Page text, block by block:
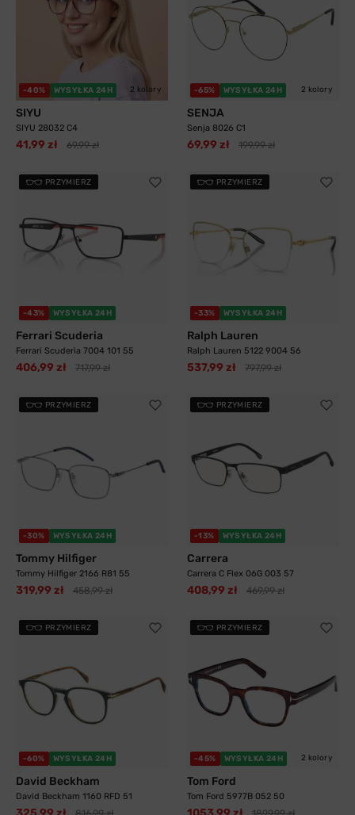
-40% WYSYŁKA 24H 2 kolory
SIYU
SIYU 28032 C4
41,99 zł 69,99 zł
-65% WYSYŁKA 24H 2 kolory
SENJA
Senja 8026 C1
69,99 zł 199,99 zł
PRZYMIERZ
-43% WYSYŁKA 24H
Ferrari Scuderia
Ferrari Scuderia 7004 101 55
406,99 zł 717,99 zł
PRZYMIERZ
-33% WYSYŁKA 24H
Ralph Lauren
Ralph Lauren 5122 9004 56
537,99 zł 797,99 zł
PRZYMIERZ
-30% WYSYŁKA 24H
Tommy Hilfiger
Tommy Hilfiger 2166 R81 55
319,99 zł 458,99 zł
PRZYMIERZ
-13% WYSYŁKA 24H
Carrera
Carrera C Flex 06G 003 57
408,99 zł 469,99 zł
PRZYMIERZ
-60% WYSYŁKA 24H
David Beckham
David Beckham 1160 RFD 51
PRZYMIERZ
-45% WYSYŁKA 24H 2 kolory
Tom Ford
Tom Ford 5977B 052 50